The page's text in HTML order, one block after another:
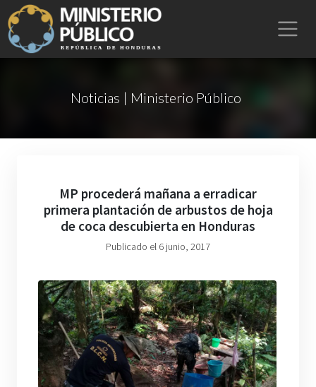
Noticias | Ministerio Público
MP procederá mañana a erradicar
primera plantación de arbustos de hoja
de coca descubierta en Honduras
Publicado el 6 junio, 2017